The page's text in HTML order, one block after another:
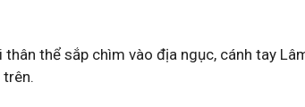
thân thể sắp chìm vào địa ngục, cánh tay
trên.